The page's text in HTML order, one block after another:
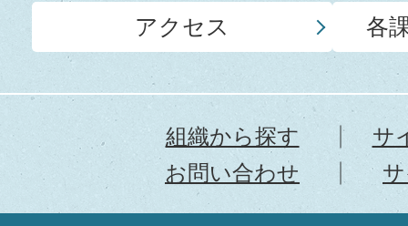
アクセス 各
組織から探す
サ
お問い合わせ